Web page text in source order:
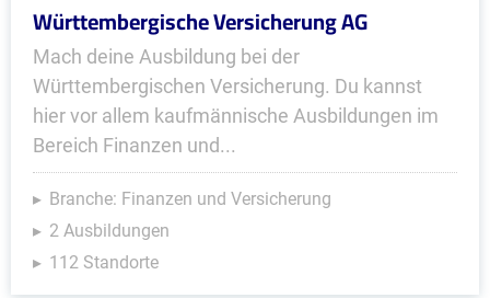
Württembergische Versicherung AG
Mach deine Ausbildung bei der
Württembergischen Versicherung. Du kannst
hier vor allem kaufmännische Ausbildungen im
Bereich Finanzen und...
Branche: Finanzen und Versicherung
2 Ausbildungen
112 Standorte